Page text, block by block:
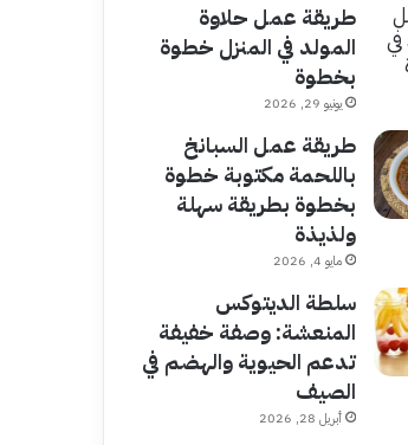
طريقة عمل حلاوة
المولد في المنزل خطوة
بخطوة
يونيو 29, 2026
طريقة عمل السبانخ
باللحمة مكتوبة خطوة
بخطوة بطريقة سهلة
ولذيذة
مايو 4, 2026
سلطة الديتوكس
المنعشة: وصفة خفيفة
تدعم الحيوية والهضم في
الصيف
أبريل 28, 2026